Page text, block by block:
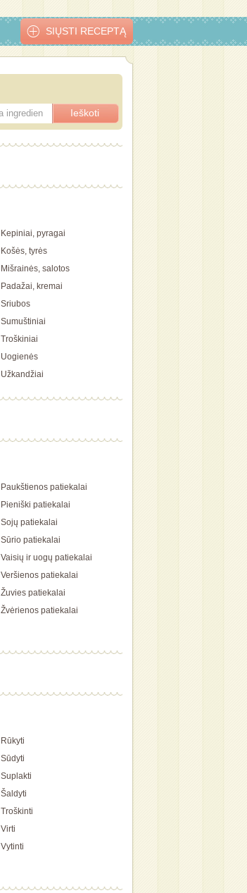
SIŲSTI RECEPTĄ
sausainiai
Kepiniai, pyragai
Košės, tyrės
Mišrainės, salotos
Padažai, kremai
Sriubos
Sumuštiniai
Troškiniai
Uogienės
Užkandžiai
Paukštienos patiekalai
Pieniški patiekalai
Sojų patiekalai
Sūrio patiekalai
Vaisių ir uogų patiekalai
Veršienos patiekalai
Žuvies patiekalai
Žvėrienos patiekalai
Rūkyti
Sūdyti
Suplakti
Šaldyti
Troškinti
Virti
Vytinti